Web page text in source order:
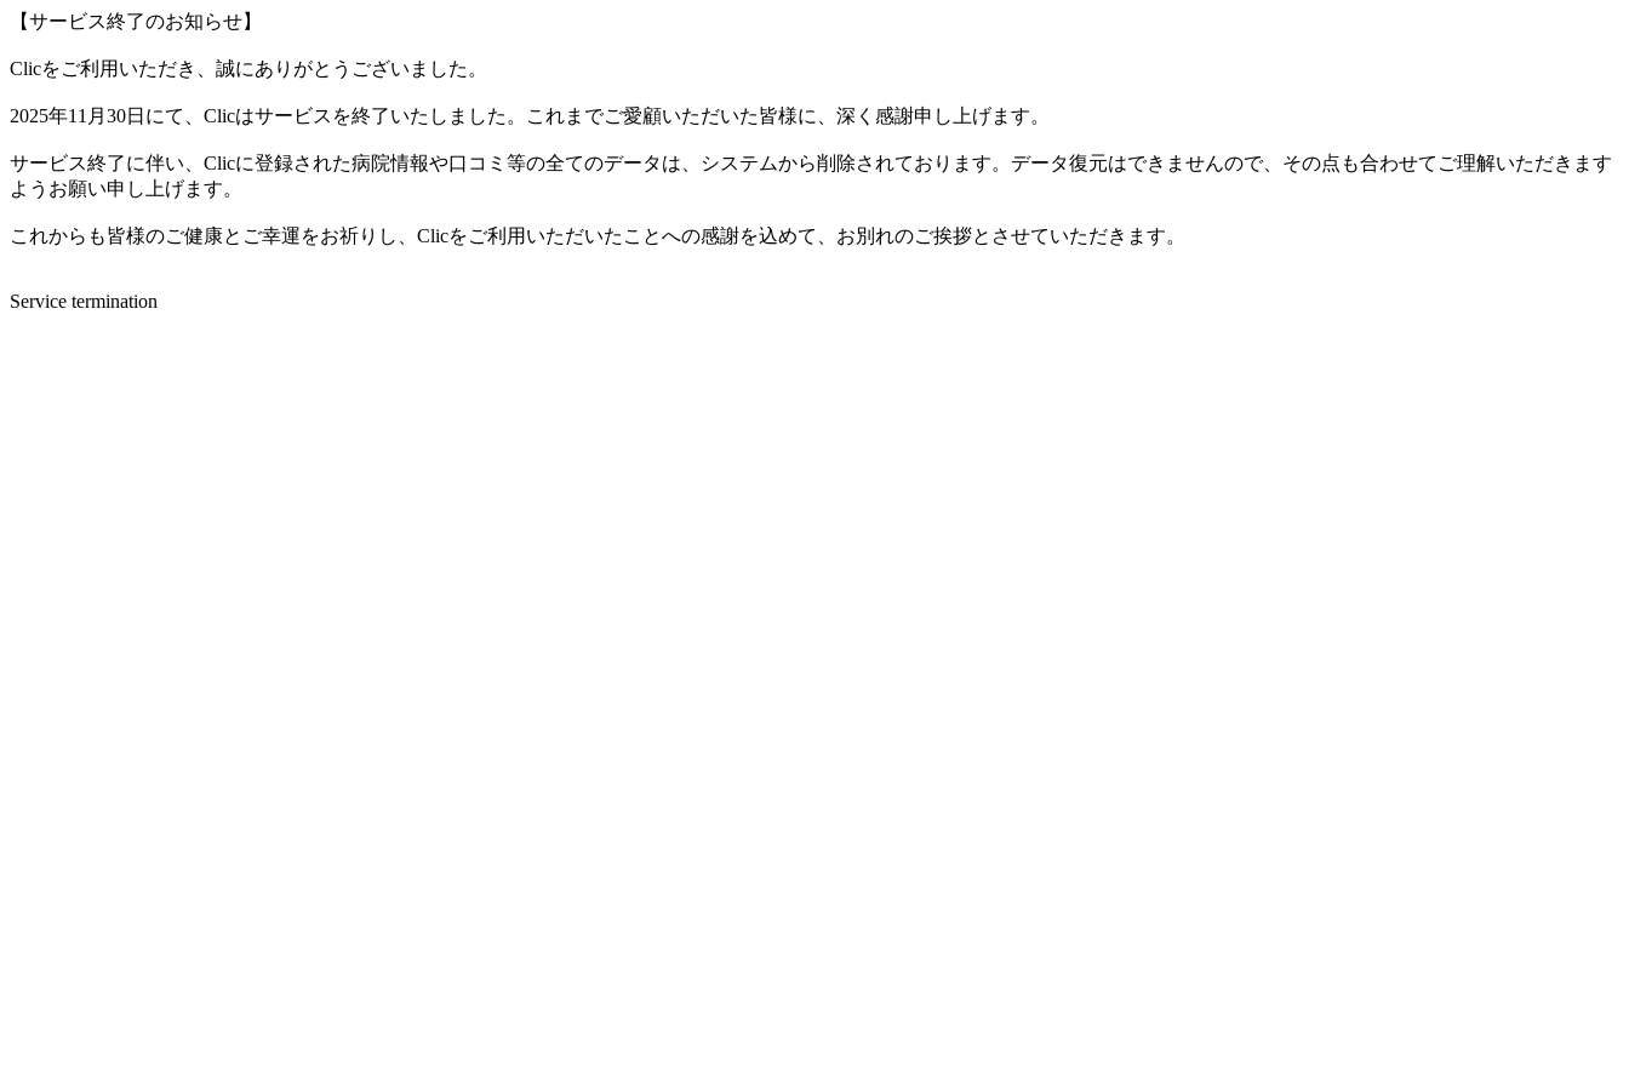
【サービス終了のお知らせ】
Clicをご利用いただき、誠にありがとうございました。
2025年11月30日にて、Clicはサービスを終了いたしました。これまでご愛顧いただいた皆様に、深く感謝申し上げます。
サービス終了に伴い、Clicに登録された病院情報や口コミ等の全てのデータは、システムから削除されております。データ復元はできませんので、その点も合わせてご理解いただきます
ようお願い申し上げます。
これからも皆様のご健康とご幸運をお祈りし、Clicをご利用いただいたことへの感謝を込めて、お別れのご挨拶とさせていただきます。
Service termination